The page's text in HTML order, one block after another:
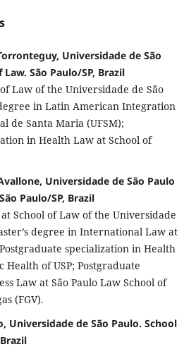
Universidade de São
São Paulo/SP, Brazil
Law of the Universidade de São
degree in Latin American Integration
de Santa Maria (UFSM);
in Health Law at School of
Universidade de São Paulo
Paulo/SP, Brazil
School of Law of the Universidade
degree in International Law at
specialization in Health
Health of USP; Postgraduate
Law at São Paulo Law School of
(FGV).
Universidade de São Paulo. School